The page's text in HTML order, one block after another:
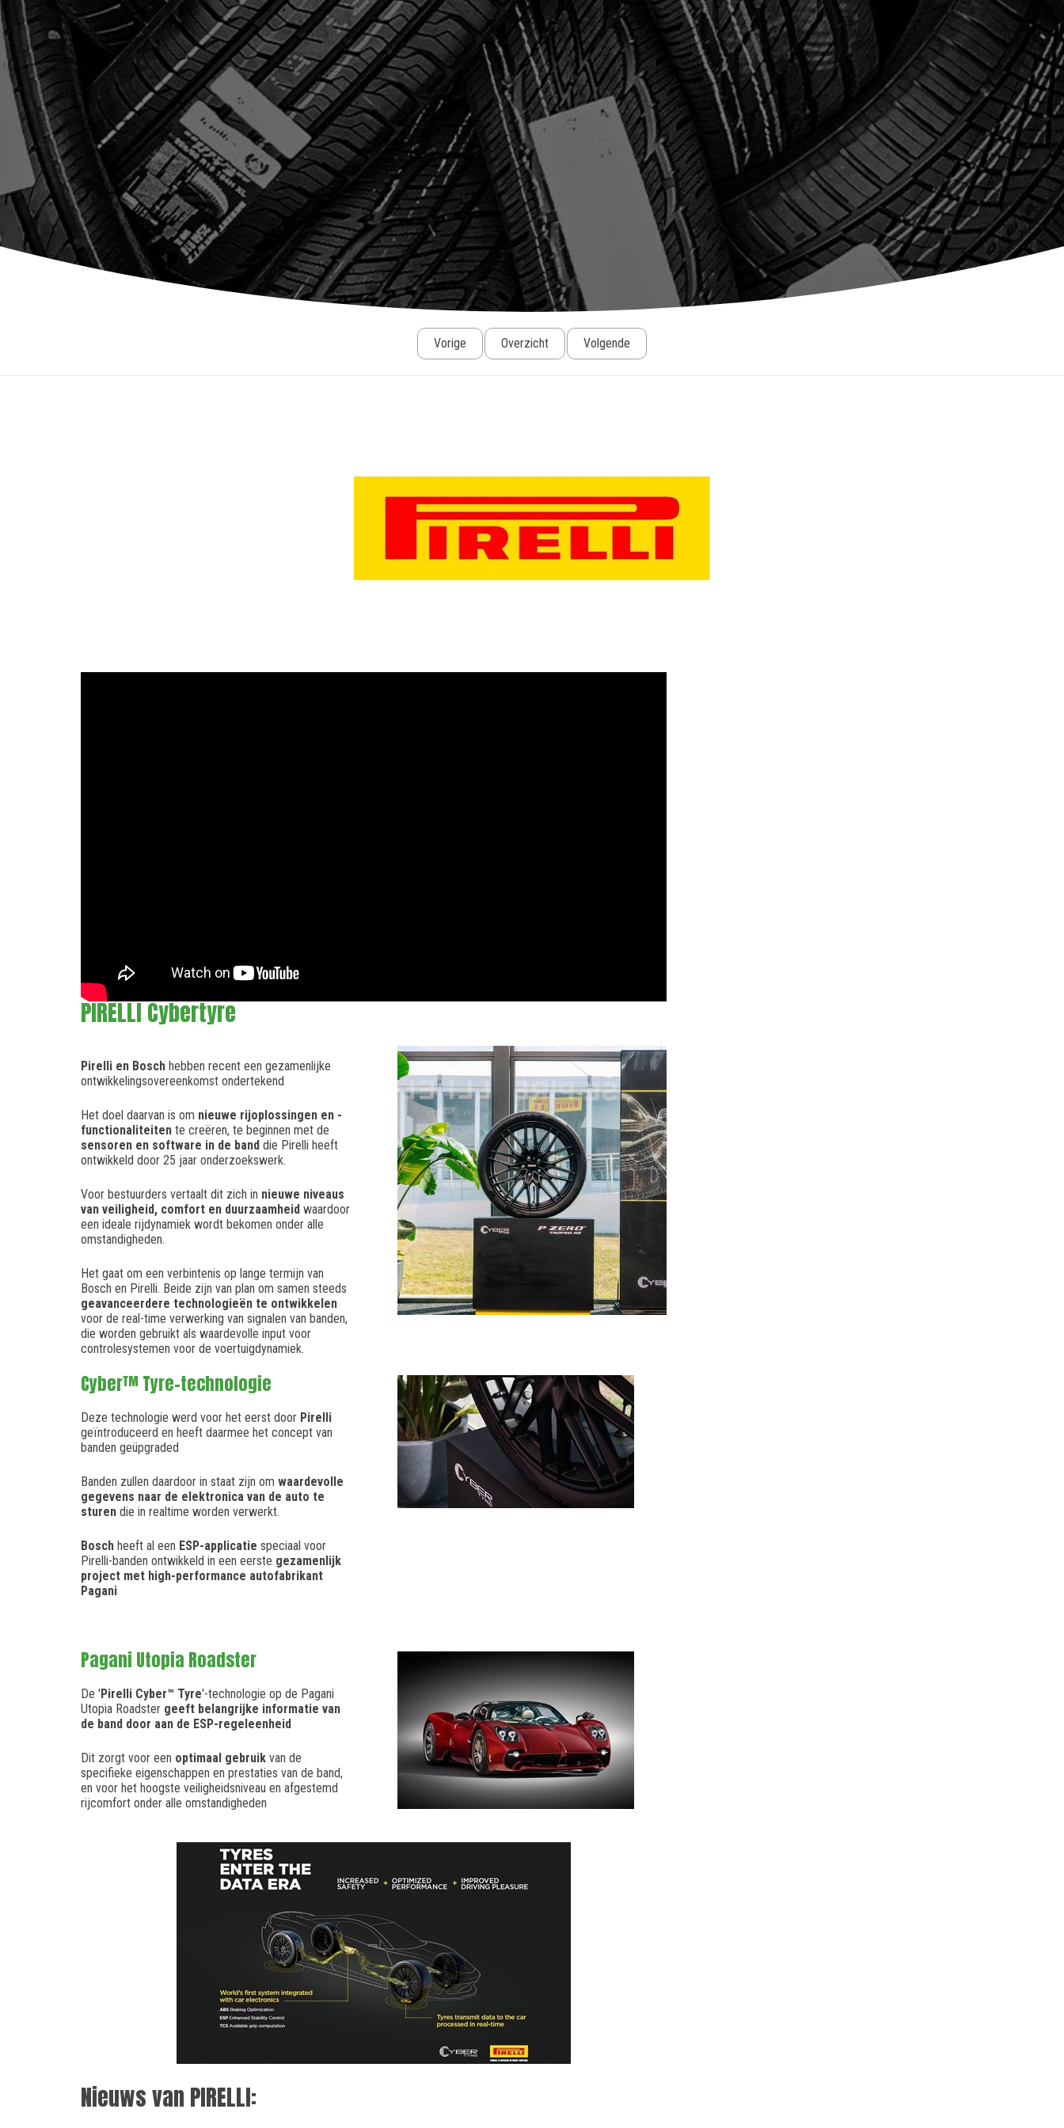
Vorige Overzicht Volgende
PIRELLI Cybertyre
Pirelli en Bosch hebben recent een gezamenlijke
ontwikkelingsovereenkomst ondertekend
Het doel daarvan is om nieuwe rijoplossingen en -
functionaliteiten te creëren, te beginnen met de
sensoren en software in de band die Pirelli heeft
ontwikkeld door 25 jaar onderzoekswerk.
Voor bestuurders vertaalt dit zich in nieuwe niveaus
van veiligheid, comfort en duurzaamheid waardoor
een ideale rijdynamiek wordt bekomen onder alle
omstandigheden.
Het gaat om een verbintenis op lange termijn van
Bosch en Pirelli. Beide zijn van plan om samen steeds
geavanceerdere technologieën te ontwikkelen
voor de real-time verwerking van signalen van banden,
die worden gebruikt als waardevolle input voor
controlesystemen voor de voertuigdynamiek.
Cyber™ Tyre-technologie
Deze technologie werd voor het eerst door Pirelli
geïntroduceerd en heeft daarmee het concept van
banden geüpgraded
Banden zullen daardoor in staat zijn om waardevolle
gegevens naar de elektronica van de auto te
sturen die in realtime worden verwerkt.
Bosch heeft al een ESP-applicatie speciaal voor
Pirelli-banden ontwikkeld in een eerste gezamenlijk
project met high-performance autofabrikant
Pagani
Pagani Utopia Roadster
De 'Pirelli Cyber™ Tyre'-technologie op de Pagani
Utopia Roadster geeft belangrijke informatie van
de band door aan de ESP-regeleenheid
Dit zorgt voor een optimaal gebruik van de
specifieke eigenschappen en prestaties van de band,
en voor het hoogste veiligheidsniveau en afgestemd
rijcomfort onder alle omstandigheden
Nieuws van PIRELLI: